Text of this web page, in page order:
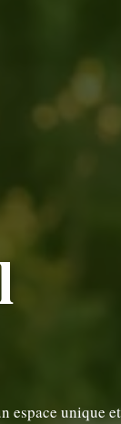
espace unique